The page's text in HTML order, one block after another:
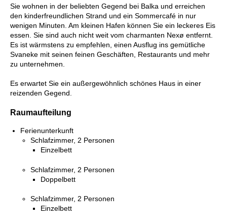
Sie wohnen in der beliebten Gegend bei Balka und erreichen
den kinderfreundlichen Strand und ein Sommercafé in nur
wenigen Minuten. Am kleinen Hafen können Sie ein leckeres Eis
essen. Sie sind auch nicht weit vom charmanten Nexø entfernt.
Es ist wärmstens zu empfehlen, einen Ausflug ins gemütliche
Svaneke mit seinen feinen Geschäften, Restaurants und mehr
zu unternehmen.
Es erwartet Sie ein außergewöhnlich schönes Haus in einer
reizenden Gegend.
Raumaufteilung
Ferienunterkunft
Schlafzimmer, 2 Personen
Einzelbett
Schlafzimmer, 2 Personen
Doppelbett
Schlafzimmer, 2 Personen
Einzelbett